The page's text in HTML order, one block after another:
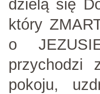
dzielą się
który
o
przychodzi
pokoju,